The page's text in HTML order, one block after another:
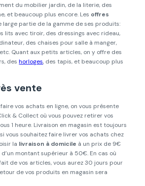
du mobilier jardin, de la literie, des
et beaucoup plus encore. Les offres
large partie de la gamme de ses produits:
lits avec tiroir, des dressings avec rideau,
des chaises pour salle à manger,
Quant aux petits articles, on y offre des
deshorloges, des tapis, et beaucoup plus
vente
vos achats en ligne, on vous présente
& Collect où vous pouvez retirer vos
1 heure. Livraison en magasin est toujours
vous souhaitez faire livrer vos achats chez
la livraison à domicile à un prix de 9€
montant supérieur à 50€. En cas où
de vos articles, vous aurez 30 jours pour
de vos produits en magasin sera